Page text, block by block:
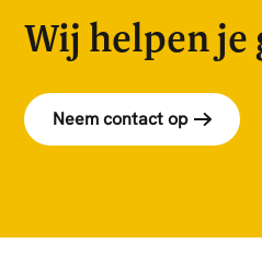
Wij helpen je
Neem contact op